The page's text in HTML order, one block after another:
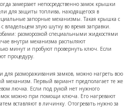
замерзает непосредственно замок крышки
для защиты топлива, находящегося в
запорные механизмы. Такая крышка с
владельцем злую шутку во время заправки.
разморозкой специальными жидкостями
внутри механизма распыляют
минут и пробуют провернуть ключ. Если
процедуру.
для размораживания замков, можно нагреть всю
механизм. Первый вариант предполагает те же
лючка. Если под рукой нет нужного
можно при помощи ключа. Его нагревают
вставляют в личинку. Отогревать нужно за